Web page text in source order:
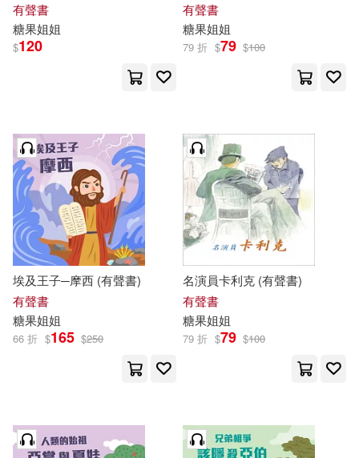
出版社
愛播聽書FM(188)
吉林攝影出版社(2)
晨光出版社(2) 明天出版社(1)
禾揚(1) 禾馬(1)
糖果小俠(1)
可超商取貨(19)
有聲書
糖果姐姐
$120
有聲書
糖果姐姐
79 折 $79 $100
埃及王子─摩西 (有聲書)
有聲書
糖果姐姐
66 折 $165 $250
名演員卡利克 (有聲書)
有聲書
糖果姐姐
79 折 $79 $100